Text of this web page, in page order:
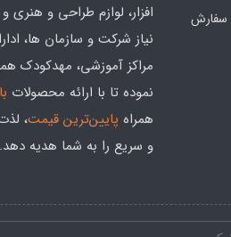
سفارش
افزار، لوازم طراحی و هنری
نیاز شرکت و سازمان ها،
مراکز آموزشی، مهدکودک
نموده تا با ارائه محصولات
همراه پایین‌ترین قیمت،
و سریع را به شما هدیه‌ دهد.